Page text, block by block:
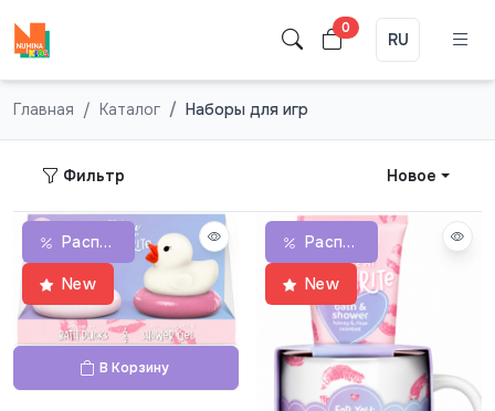
0
RU
Главная Каталог Наборы для игр
Фильтр Новое
Распродажа
New
В Корзину
Распродажа
New